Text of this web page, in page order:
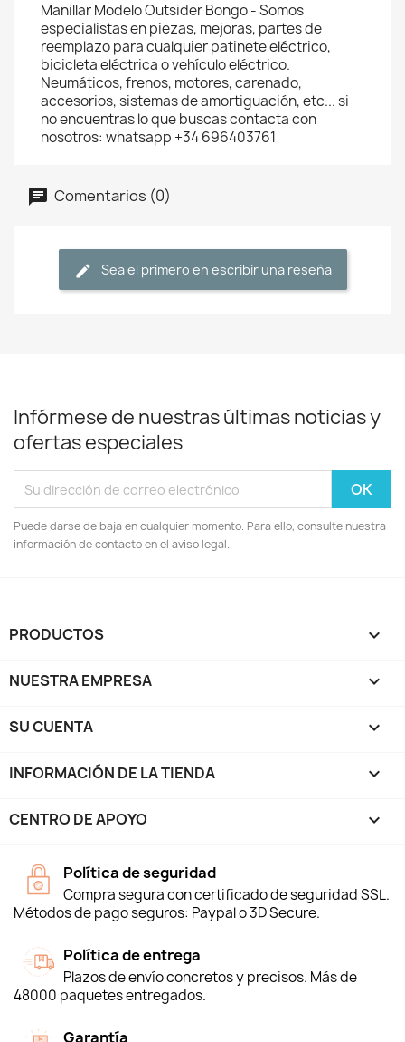
Manillar Modelo Outsider Bongo - Somos
especialistas en piezas, mejoras, partes de
reemplazo para cualquier patinete eléctrico,
bicicleta eléctrica o vehículo eléctrico.
Neumáticos, frenos, motores, carenado,
accesorios, sistemas de amortiguación, etc... si
no encuentras lo que buscas contacta con
nosotros: whatsapp +34 696403761
Comentarios (0)
Sea el primero en escribir una reseña
Infórmese de nuestras últimas noticias y
ofertas especiales
Puede darse de baja en cualquier momento. Para ello, consulte nuestra
información de contacto en el aviso legal.
PRODUCTOS 
NUESTRA EMPRESA 
SU CUENTA 
INFORMACIÓN DE LA TIENDA keyboard_arrow_down
CENTRO DE APOYO 
Política de seguridad
Compra segura con certificado de seguridad SSL.
Métodos de pago seguros: Paypal o 3D Secure.
Política de entrega
Plazos de envío concretos y precisos. Más de
48000 paquetes entregados.
Garantía